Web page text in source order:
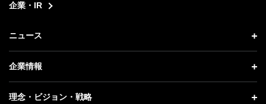
企業・IR
ニュース
ニュース トップ
プレスリリース
企業情報
企業情報 トップ
理念・ビジョン・戦略